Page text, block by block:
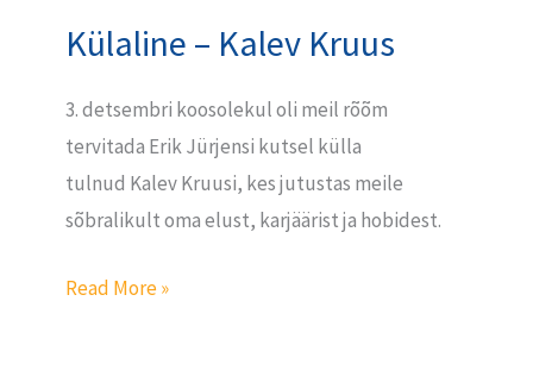
Külaline – Kalev Kruus
3. detsembri koosolekul oli meil rõõm
tervitada Erik Jürjensi kutsel külla
tulnud Kalev Kruusi, kes jutustas meile
sõbralikult oma elust, karjäärist ja hobidest.
Read More »